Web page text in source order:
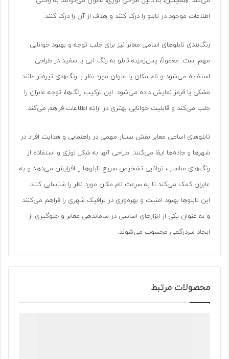
اطلاعات موجود در تابلو را درک کنند و هدف از آن را درک کنند.
رنگ‌بندی تابلوهای اسامی معابر نیز برای جلب توجه و بهبود خوانایی
مهم است. معمولاً، پس‌زمینه تابلو به رنگ آبی یا سفید در طراحی
استفاده می‌شود و نام مکان یا عنوان مورد نظر با رنگ‌های تیره‌تر مانند
مشکی یا قرمز نمایش داده می‌شود. این ترکیب رنگ‌ها، توجه عابران را
جلب می‌کند و قابلیت خوانایی بهتری در ارائه اطلاعات فراهم می‌کند.
تابلوهای اسامی معابر نقش بسیار مهمی در راهنمایی و هدایت افراد در
شهرها و جاده‌ها ایفا می‌کنند. طراحی آنها به شکل لوزی و استفاده از
رنگ‌های مناسب، توانایی تشخیص سریع تابلوها را افزایش می‌دهد و به
عابران کمک می‌کند تا به سرعت نام مکان مورد نظر را شناسایی کنند.
این تابلوها بهبود امنیت و بهره‌وری در ترافیک شهری را فراهم می‌کنند
و به عنوان یکی از ابزارهای اساسی در ساماندهی معابر و جلوگیری از
ایجاد سردرگمی محسوب می‌شوند.
محصولات مرتبط